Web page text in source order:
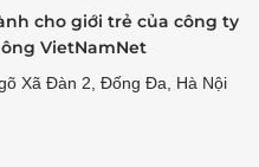
cho giới trẻ của công ty
VietNamNet
Xã Đàn 2, Đống Đa, Hà Nội